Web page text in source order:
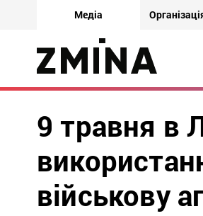
Медіа
9 травня в
військову